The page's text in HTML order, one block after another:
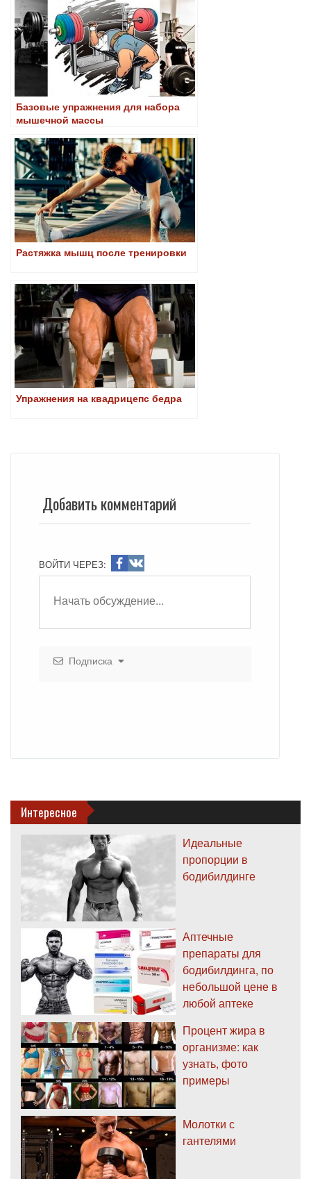
Базовые упражнения для набора
мышечной массы
Растяжка мышц после тренировки
Упражнения на квадрицепс бедра
Добавить комментарий
ВОЙТИ ЧЕРЕЗ:
Подписка
Интересное
Идеальные
пропорции в
бодибилдинге
Аптечные
препараты для
бодибилдинга, по
небольшой цене в
любой аптеке
Процент жира в
организме: как
узнать, фото
примеры
Молотки с
гантелями